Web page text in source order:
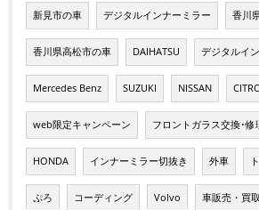
新見市の車 デジタルインナーミラー 香川
香川県高松市の車 DAIHATSU デジタルイ
Mercedes Benz SUZUKI NISSAN
web限定キャンペーン フロントガラス交換･修
HONDA インナーミラー切抜き 外車
ぷろ コーディング Volvo 車販売・買取